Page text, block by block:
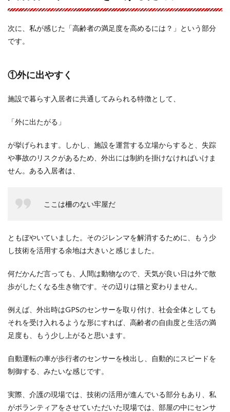
次に、私が感じた「高齢者の満足度を高めるには？」という部分
です。
①外に出やすく
施設で暮らす入居者に共通してみられる特徴として、
「外に出たがる」
が挙げられます。しかし、施設を運営する立場からすると、失踪
や事故のリスクがあるため、外出には制約を掛けなければいけま
せん。ある入居者は、
ここは柵のない牢屋だ
ともぼやいていました。そのジレンマを解消するために、もう少
し技術を活用する余地は大きいと感じました。
何だかんだ言っても、人間は動物なので、天気が良い日は外で散
歩がしたくなる生き物です。その辺りは猫と変わりません。
例えば、外出時はGPSのセンサーを取り付け、社会全体としても
それを受け入れるような形にすれば、高齢者の自由度と生活の満
足度も、もう少し上がると思います。
自動運転の車が歩行者のセンサーを検出し、自動的にスピードを
制御する、みたいな感じです。
実際、介護の現場では、技術の活用が進んでいる部分もあり、私
がボランティアをさせていただいた現場では、部屋の中にセンサ